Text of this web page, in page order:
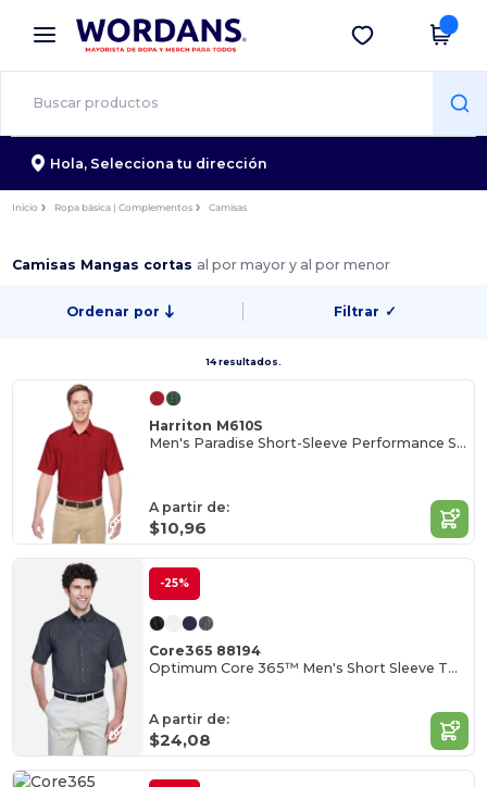
× App de Wordans
¡Mejores precios en app!
Descargar app
Hola, Selecciona tu dirección
Inicio Ropa básica | Complementos Camisas
Camisas Mangas cortas al por mayor y al por menor
Ordenar por Filtrar ✓
14 resultados.
Harriton M610S
Men's Paradise Short-Sleeve Performance Shirt
A partir de:
$10,96
-25%
Core365 88194
Optimum Core 365™ Men's Short Sleeve Twill Shirts
A partir de:
$24,08